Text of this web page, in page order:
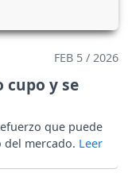
FEB 5 / 2026
cupo y se
que puede
del mercado.